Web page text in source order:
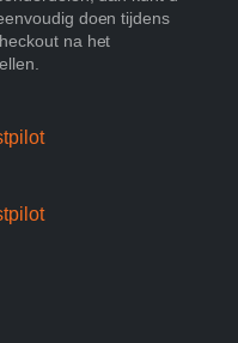
doen tijdens
na het